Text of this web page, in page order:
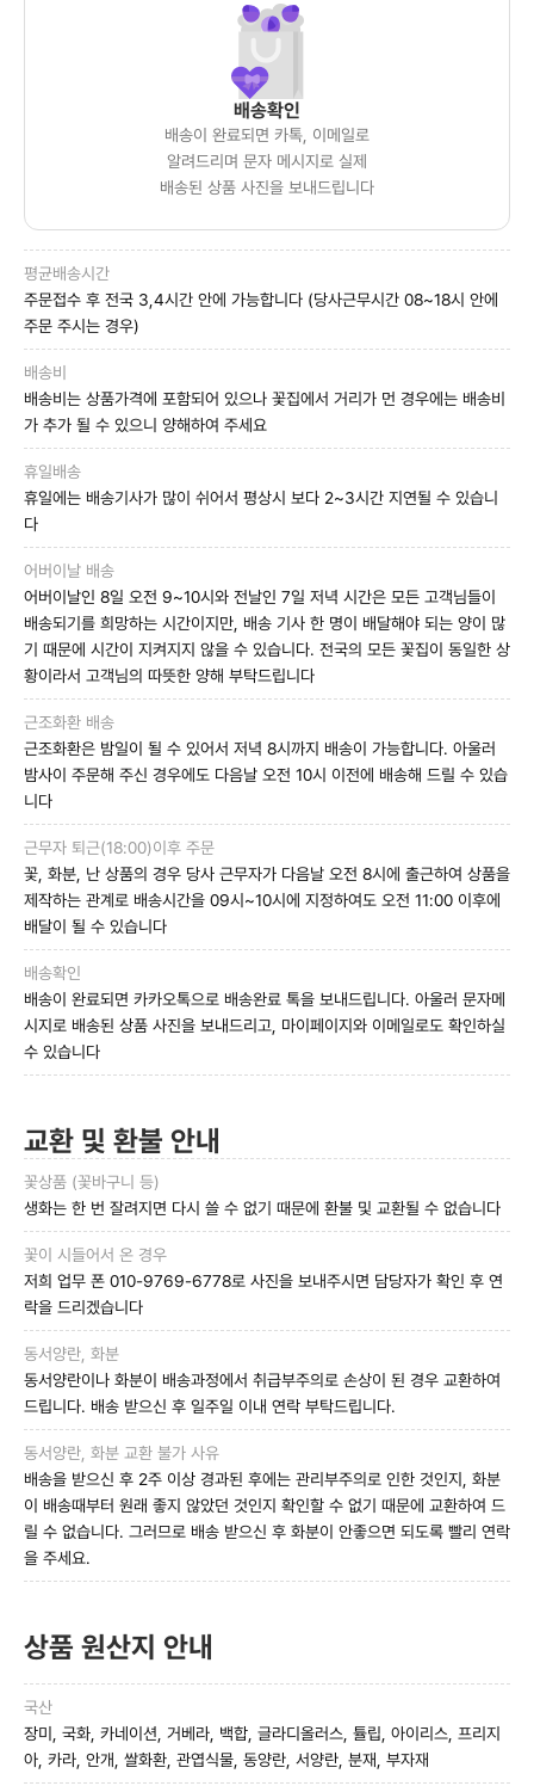
배송확인
배송이 완료되면 카톡, 이메일로
알려드리며 문자 메시지로 실제
배송된 상품 사진을 보내드립니다
평균배송시간
주문접수 후 전국 3,4시간 안에 가능합니다 (당사근무시간 08~18시 안에
주문 주시는 경우)
배송비
배송비는 상품가격에 포함되어 있으나 꽃집에서 거리가 먼 경우에는 배송비
가 추가 될 수 있으니 양해하여 주세요
휴일배송
휴일에는 배송기사가 많이 쉬어서 평상시 보다 2~3시간 지연될 수 있습니
다
어버이날 배송
어버이날인 8일 오전 9~10시와 전날인 7일 저녁 시간은 모든 고객님들이
배송되기를 희망하는 시간이지만, 배송 기사 한 명이 배달해야 되는 양이 많
기 때문에 시간이 지켜지지 않을 수 있습니다. 전국의 모든 꽃집이 동일한 상
황이라서 고객님의 따뜻한 양해 부탁드립니다
근조화환 배송
근조화환은 밤일이 될 수 있어서 저녁 8시까지 배송이 가능합니다. 아울러
밤사이 주문해 주신 경우에도 다음날 오전 10시 이전에 배송해 드릴 수 있습
니다
근무자 퇴근(18:00)이후 주문
꽃, 화분, 난 상품의 경우 당사 근무자가 다음날 오전 8시에 출근하여 상품을
제작하는 관계로 배송시간을 09시~10시에 지정하여도 오전 11:00 이후에
배달이 될 수 있습니다
배송확인
배송이 완료되면 카카오톡으로 배송완료 톡을 보내드립니다. 아울러 문자메
시지로 배송된 상품 사진을 보내드리고, 마이페이지와 이메일로도 확인하실
수 있습니다
교환 및 환불 안내
꽃상품 (꽃바구니 등)
생화는 한 번 잘려지면 다시 쓸 수 없기 때문에 환불 및 교환될 수 없습니다
꽃이 시들어서 온 경우
저희 업무 폰 010-9769-6778로 사진을 보내주시면 담당자가 확인 후 연
락을 드리겠습니다
동서양란, 화분
동서양란이나 화분이 배송과정에서 취급부주의로 손상이 된 경우 교환하여
드립니다. 배송 받으신 후 일주일 이내 연락 부탁드립니다.
동서양란, 화분 교환 불가 사유
배송을 받으신 후 2주 이상 경과된 후에는 관리부주의로 인한 것인지, 화분
이 배송때부터 원래 좋지 않았던 것인지 확인할 수 없기 때문에 교환하여 드
릴 수 없습니다. 그러므로 배송 받으신 후 화분이 안좋으면 되도록 빨리 연락
을 주세요.
상품 원산지 안내
국산
장미, 국화, 카네이션, 거베라, 백합, 글라디올러스, 튤립, 아이리스, 프리지
아, 카라, 안개, 쌀화환, 관엽식물, 동양란, 서양란, 분재, 부자재